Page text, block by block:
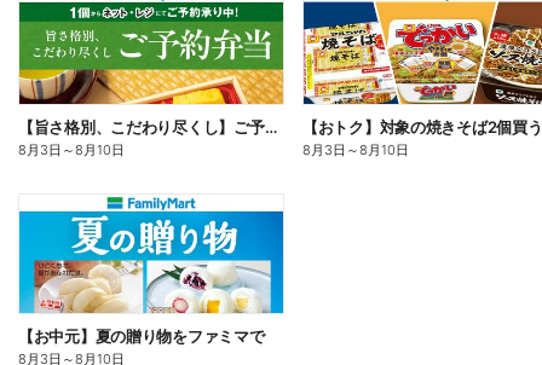
【旨さ格別、こだわり尽くし】ご予約弁当
8月3日 ～8月10日 8月3日 ～8月10日
【お中元】夏の贈り物をファミマで
8月3日 ～8月10日